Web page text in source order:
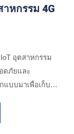
าหกรรม 4G
IoT อุตสาหกรรม
ดภัยและ
แบบมาเพื่อเก็บ